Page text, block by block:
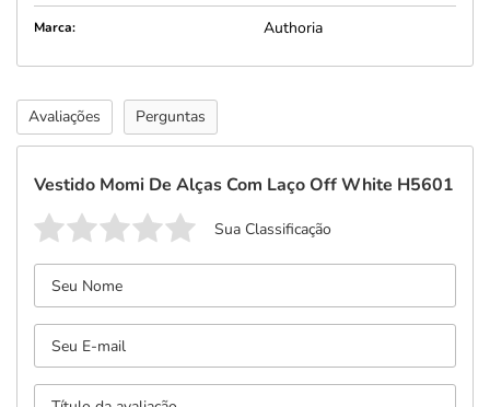
Marca: Authoria
Avaliações Perguntas
Vestido Momi De Alças Com Laço Off White H5601
Sua Classificação